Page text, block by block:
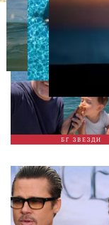
БГ ЗВЕЗДИ